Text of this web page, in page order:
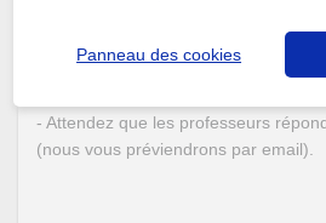
- Consultez les questions posées par
- Attendez que les professeurs
(nous vous préviendrons par email).
Panneau des cookies